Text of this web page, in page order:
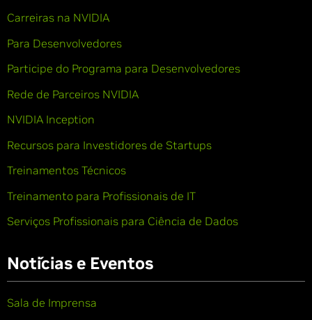
Carreiras na NVIDIA
Para Desenvolvedores
Participe do Programa para Desenvolvedores
Rede de Parceiros NVIDIA
NVIDIA Inception
Recursos para Investidores de Startups
Treinamentos Técnicos
Treinamento para Profissionais de IT
Serviços Profissionais para Ciência de Dados
Notícias e Eventos
Sala de Imprensa